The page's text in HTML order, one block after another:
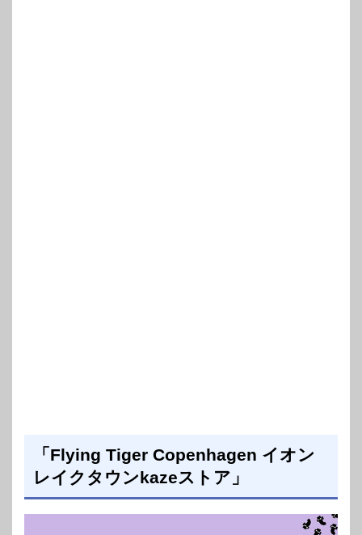
「Flying Tiger Copenhagen イオン
レイクタウンkazeストア」